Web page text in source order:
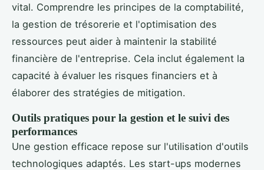
vital. Comprendre les principes de la comptabilité,
la gestion de trésorerie et l'optimisation des
ressources peut aider à maintenir la stabilité
financière de l'entreprise. Cela inclut également la
capacité à évaluer les risques financiers et à
élaborer des stratégies de mitigation.
Outils pratiques pour la gestion et le suivi des
performances
Une gestion efficace repose sur l'utilisation d'outils
technologiques adaptés. Les start-ups modernes